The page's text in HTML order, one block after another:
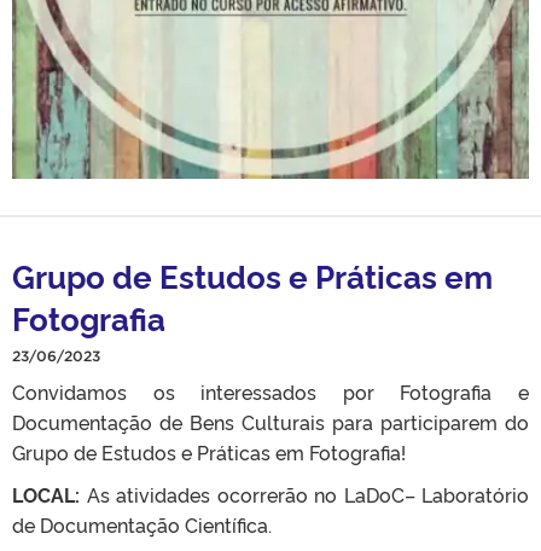
Grupo de Estudos e Práticas em
Fotografia
23/06/2023
Convidamos os interessados por Fotografia e
Documentação de Bens Culturais para participarem do
Grupo de Estudos e Práticas em Fotografia!
LOCAL: As atividades ocorrerão no LaDoC– Laboratório
de Documentação Científica.